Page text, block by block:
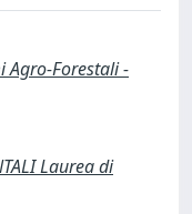
Agro-Forestali -
Laurea di